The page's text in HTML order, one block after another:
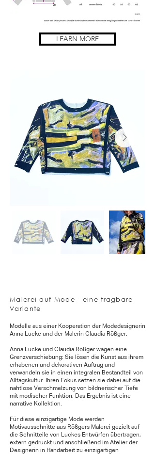
LEARN MORE
Malerei auf Mode - eine tragbare
Variante
Modelle aus einer Kooperation der Modedesignerin
Anna Lucke und der Malerin Claudia Rößger.
Anna Lucke und Claudia Rößger wagen eine
Grenzverschiebung: Sie lösen die Kunst aus ihrem
erhabenen und dekorativen Auftrag und
verwandeln sie in einen integralen Bestandteil von
Alltagskultur. Ihren Fokus setzen sie dabei auf die
nahtlose Verschmelzung von bildnerischer Tiefe
mit modischer Funktion. Das Ergebnis ist eine
narrative Kollektion.
Für diese einzigartige Mode werden
Motivausschnitte aus Rößgers Malerei gezielt auf
die Schnitteile von Luckes Entwürfen übertragen,
extern gedruckt und anschließend im Atelier der
Designerin in Handarbeit zu einzigartigen